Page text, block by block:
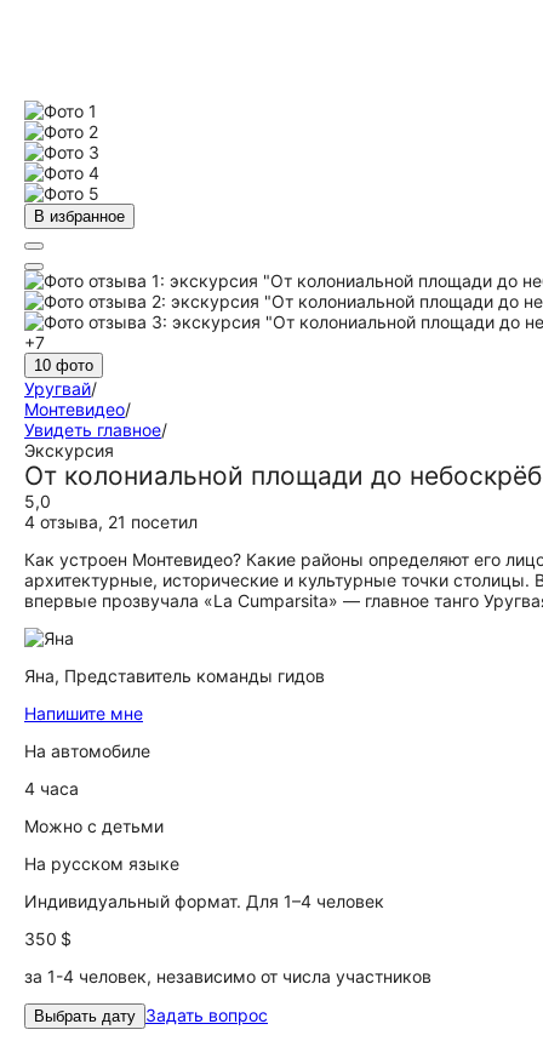
В избранное
+7
10 фото
Уругвай/
Монтевидео/
Увидеть главное/
Экскурсия
От колониальной площади до
5,0
4 отзыва, 21 посетил
Как устроен Монтевидео? Какие районы определяют его
архитектурные, исторические и культурные точки
впервые прозвучала «La Cumparsita» — главное танго
Яна, Представитель команды гидов
Напишите мне
На автомобиле
4 часа
Можно с детьми
На русском языке
Индивидуальный формат. Для 1–4 человек
350 $
за 1-4 человек, независимо от числа участников
Выбрать дату Задать вопрос